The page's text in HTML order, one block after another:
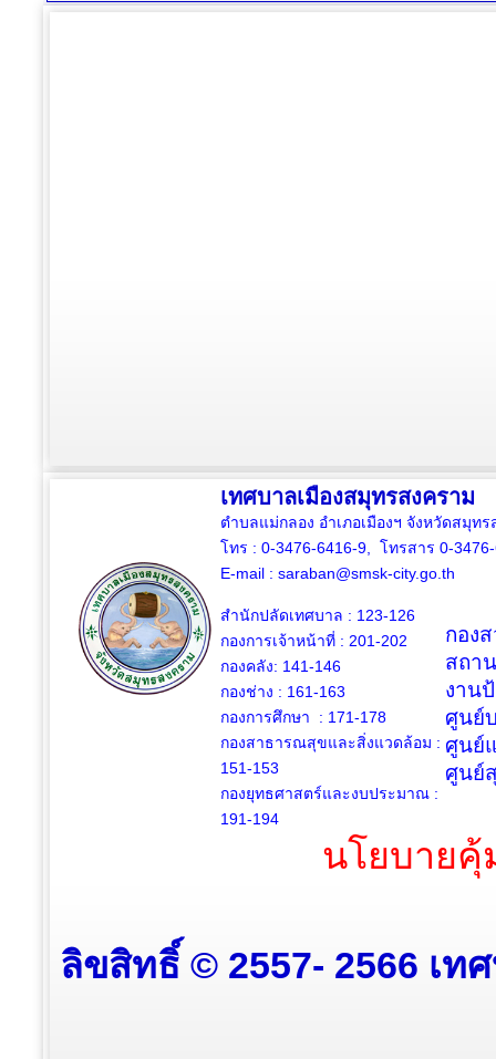
เทศบาลเมืองสมุทรสงคราม
ตำบลแม่กลอง อำเภอเมืองฯ จังหวัดสมุท
โทร : 0-3476-6416-9, โทรสาร 0-
E-mail : saraban@smsk-city.go.th
สำนักปลัดเทศบาล : 123-126
กองการเจ้าหน้าที่ : 201-202
กองคลัง: 141-146
กองช่าง : 161-163
กองการศึกษา : 171-178
กองสาธารณสุขและสิ่งแวดล้อม :
151-153
กองยุทธศาสตร์และงบประมาณ :
191-194
กอง
สถา
งาน
ศูนย์
ศูนย์
ศูนย์
นโยบาย
ลิขสิทธิ์ © 2557- 2566 เท